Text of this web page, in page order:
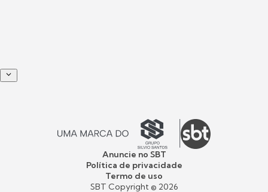
Anuncie no SBT
Política de privacidade
Termo de uso
SBT Copyright © 2026